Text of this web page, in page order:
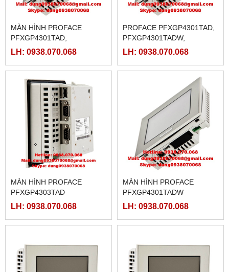
MÀN HÌNH PROFACE
PFXGP4301TAD,
PFXGP4301TADW,
LH: 0938.070.068
PROFACE PFXGP4301TAD,
PFXGP4301TADW,
PFXGP4303TAD
LH: 0938.070.068
MÀN HÌNH PROFACE
PFXGP4303TAD
LH: 0938.070.068
MÀN HÌNH PROFACE
PFXGP4301TADW
LH: 0938.070.068